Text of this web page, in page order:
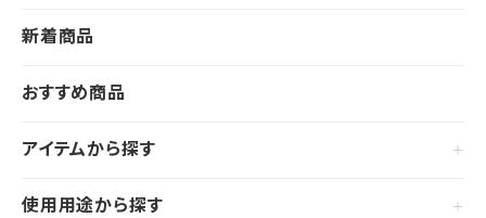
新着商品
おすすめ商品
アイテムから探す
使用用途から探す